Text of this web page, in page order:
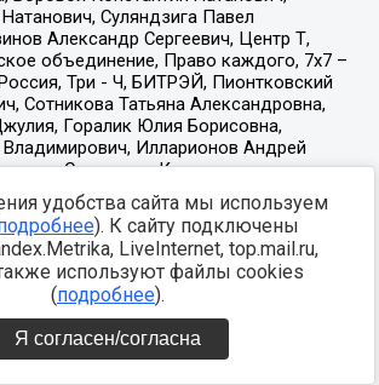
удобства сайта мы используем
). К сайту подключены
LiveInternet, top.mail.ru,
используют файлы cookies
(подробнее).
Я согласен/согласна